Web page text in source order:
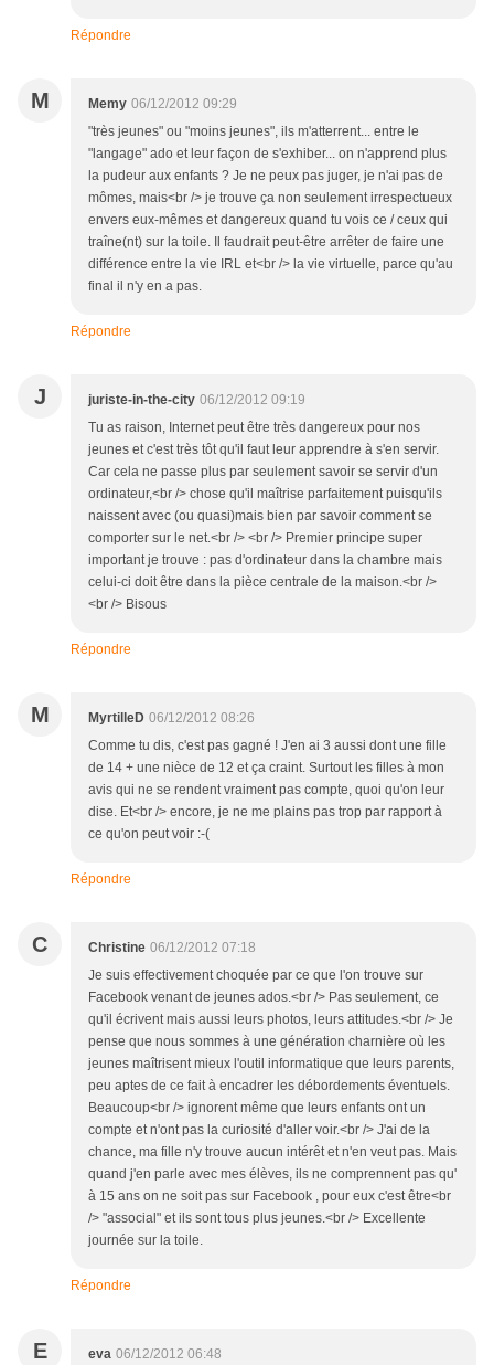
Répondre
M Memy 06/12/2012 09:29
"très jeunes" ou "moins jeunes", ils m'atterrent... entre le
"langage" ado et leur façon de s'exhiber... on n'apprend plus
la pudeur aux enfants ? Je ne peux pas juger, je n'ai pas de
mômes, mais<br /> je trouve ça non seulement irrespectueux
envers eux-mêmes et dangereux quand tu vois ce / ceux qui
traîne(nt) sur la toile. Il faudrait peut-être arrêter de faire une
différence entre la vie IRL et<br /> la vie virtuelle, parce qu'au
final il n'y en a pas.
Répondre
J juriste-in-the-city 06/12/2012 09:19
Tu as raison, Internet peut être très dangereux pour nos
jeunes et c'est très tôt qu'il faut leur apprendre à s'en servir.
Car cela ne passe plus par seulement savoir se servir d'un
ordinateur,<br /> chose qu'il maîtrise parfaitement puisqu'ils
naissent avec (ou quasi)mais bien par savoir comment se
comporter sur le net.<br /> <br /> Premier principe super
important je trouve : pas d'ordinateur dans la chambre mais
celui-ci doit être dans la pièce centrale de la maison.<br />
<br /> Bisous
Répondre
M MyrtilleD 06/12/2012 08:26
Comme tu dis, c'est pas gagné ! J'en ai 3 aussi dont une fille
de 14 + une nièce de 12 et ça craint. Surtout les filles à mon
avis qui ne se rendent vraiment pas compte, quoi qu'on leur
dise. Et<br /> encore, je ne me plains pas trop par rapport à
ce qu'on peut voir :-(
Répondre
C Christine 06/12/2012 07:18
Je suis effectivement choquée par ce que l'on trouve sur
Facebook venant de jeunes ados.<br /> Pas seulement, ce
qu'il écrivent mais aussi leurs photos, leurs attitudes.<br /> Je
pense que nous sommes à une génération charnière où les
jeunes maîtrisent mieux l'outil informatique que leurs parents,
peu aptes de ce fait à encadrer les débordements éventuels.
Beaucoup<br /> ignorent même que leurs enfants ont un
compte et n'ont pas la curiosité d'aller voir.<br /> J'ai de la
chance, ma fille n'y trouve aucun intérêt et n'en veut pas. Mais
quand j'en parle avec mes élèves, ils ne comprennent pas qu'
à 15 ans on ne soit pas sur Facebook , pour eux c'est être<br
/> "associal" et ils sont tous plus jeunes.<br /> Excellente
journée sur la toile.
Répondre
E eva 06/12/2012 06:48